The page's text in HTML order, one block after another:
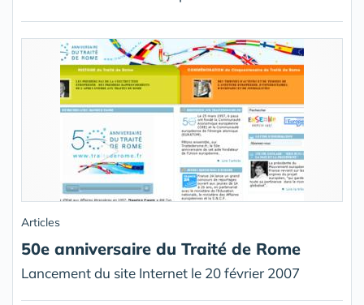
Articles
50e anniversaire du Traité de Rome
Lancement du site Internet le 20 février 2007